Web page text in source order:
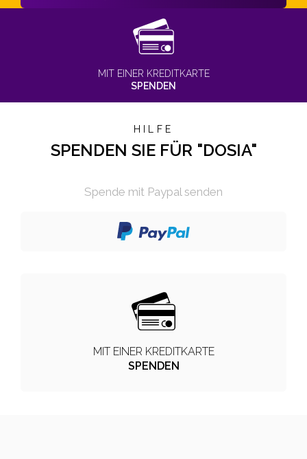
MIT EINER KREDITKARTE
SPENDEN
HILFE
SPENDEN SIE FÜR "DOSIA"
Spende mit Paypal senden
MIT EINER KREDITKARTE
SPENDEN